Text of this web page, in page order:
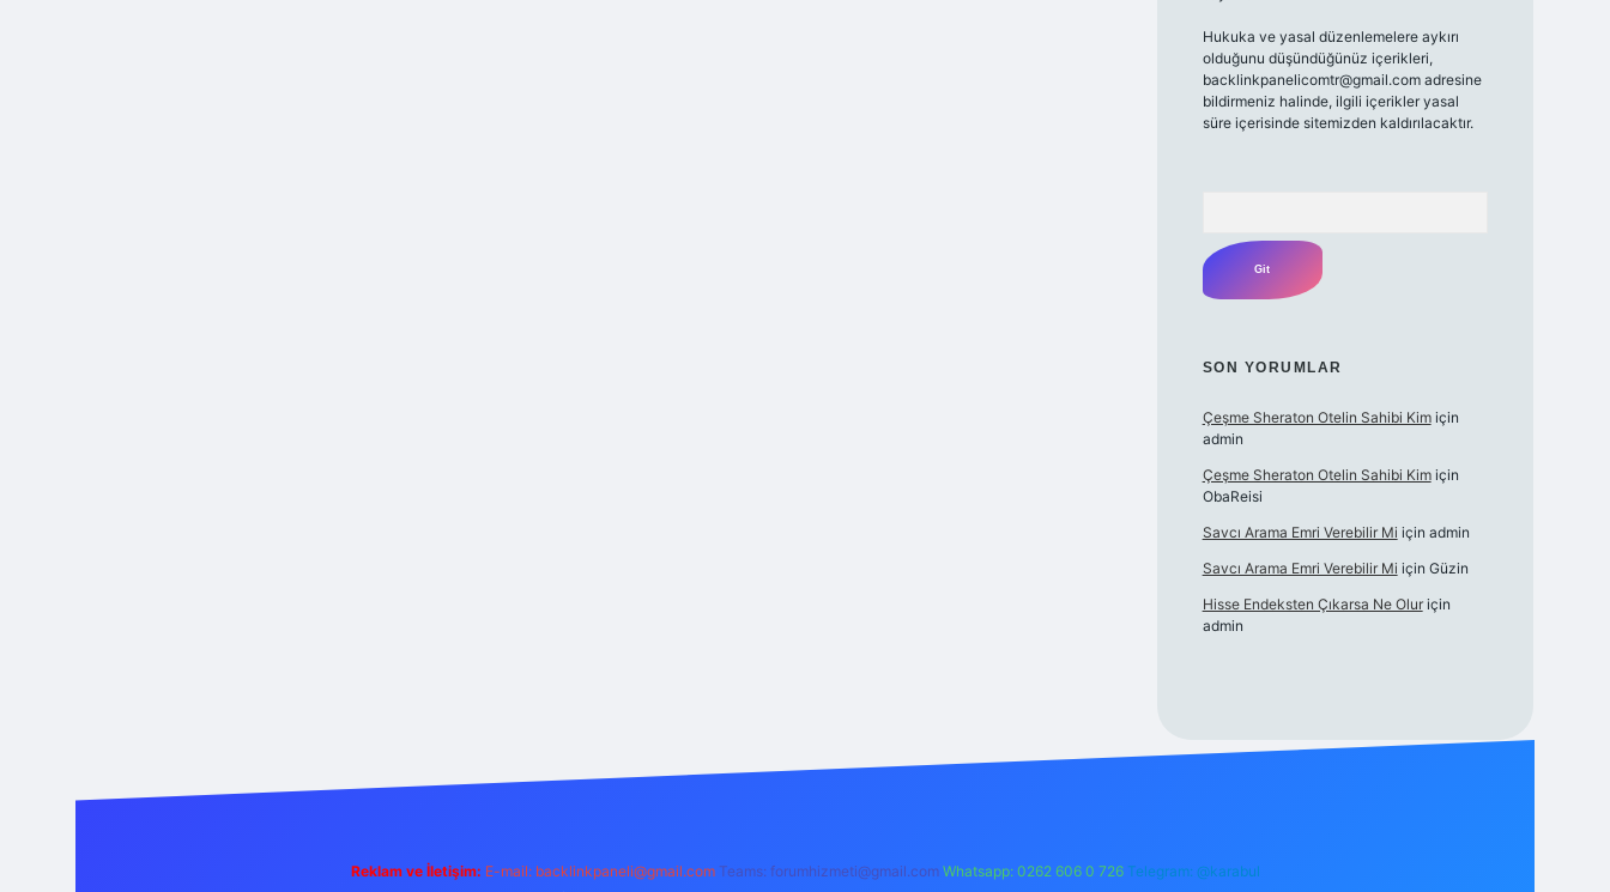
Hukuka ve yasal düzenlemelere aykırı
olduğunu düşündüğünüz içerikleri,
backlinkpanelicomtr@gmail.comadresine
bildirmeniz halinde, ilgili içerikler yasal
süre içerisinde sitemizden kaldırılacaktır.
SON YORUMLAR
Çeşme Sheraton Otelin Sahibi Kimiçin
admin
Çeşme Sheraton Otelin Sahibi Kimiçin
ObaReisi
Savcı Arama Emri Verebilir Mi için admin
Savcı Arama Emri Verebilir Mi için Güzin
Hisse Endeksten Çıkarsa Ne Oluriçin
admin
Reklam ve İletişim: E-mail: backlinkpaneli@gmail.com Teams: forumhizmeti@gmail.com Whatsapp: 0262 606 0 726 Telegram: @karabul